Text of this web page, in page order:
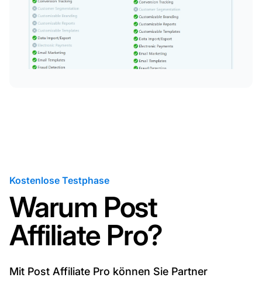
Kostenlose Testphase
Warum Post
Affiliate Pro?
Mit Post Affiliate Pro können Sie Partner